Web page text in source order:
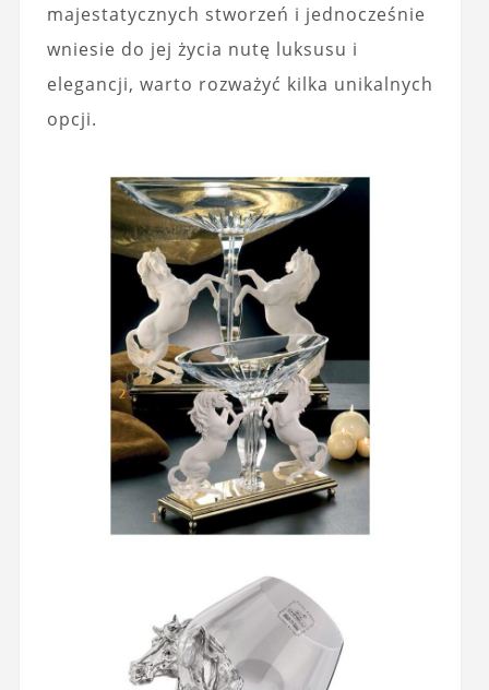
majestatycznych stworzeń i jednocześnie
wniesie do jej życia nutę luksusu i
elegancji, warto rozważyć kilka unikalnych
opcji.